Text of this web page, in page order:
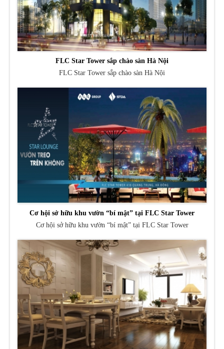
FLC Star Tower sắp chào sàn Hà Nội
FLC Star Tower sắp chào sàn Hà Nội
Cơ hội sở hữu khu vườn “bí mật” tại FLC Star Tower
Cơ hội sở hữu khu vườn “bí mật” tại FLC Star Tower